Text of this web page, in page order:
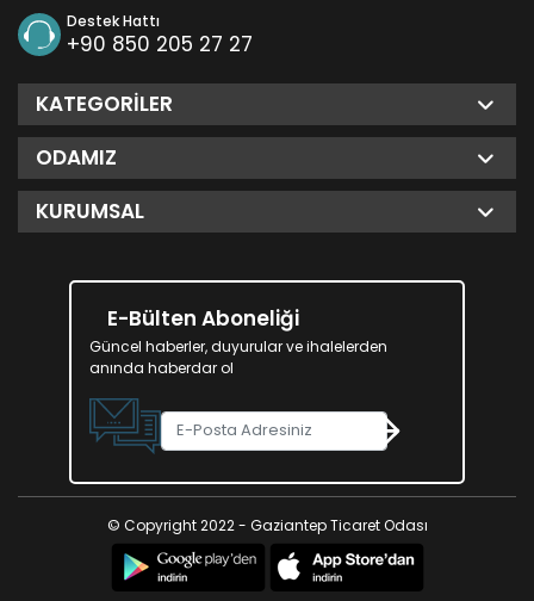
Destek Hattı
+90 850 205 27 27
KATEGORILER
ODAMIZ
KURUMSAL
E-Bülten Aboneliği
Güncel haberler, duyurular ve ihalelerden
anında haberdar ol
© Copyright 2022 - Gaziantep Ticaret Odası